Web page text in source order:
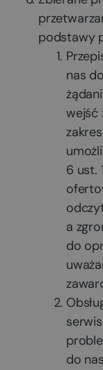
podstawy
nas
wejść
6 ust.
a
do
do